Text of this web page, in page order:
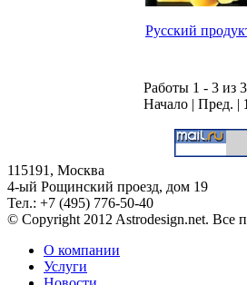
Русский
Работы 1 - 3 из 3
Начало | Пред. |
115191, Москва
4-ый Рощинский проезд, дом 19
Тел.: +7 (495) 776-50-40
© Copyright 2012 Astrodesign.net. Все
О компании
Услуги